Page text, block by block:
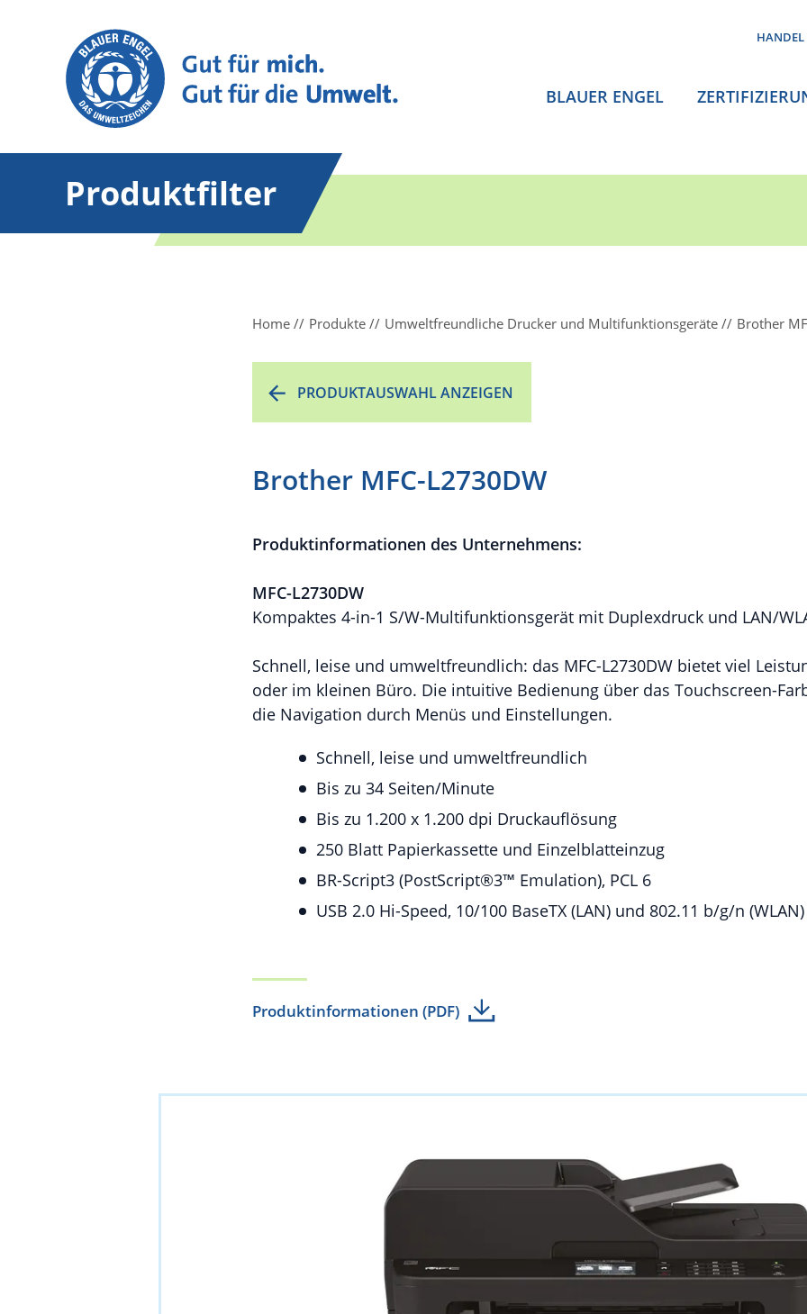
HANDEL
BLAUER ENGEL
Produktfilter
Home Produkte Umweltfreundliche Drucker und Multifunktionsgeräte Brother
PRODUKTAUSWAHL ANZEIGEN
Brother MFC-L2730DW
Produktinformationen des Unternehmens:
MFC-L2730DW
Kompaktes 4-in-1 S/W-Multifunktionsgerät mit Duplexdruck und LAN/
Schnell, leise und umweltfreundlich: das MFC-L2730DW bietet viel
oder im kleinen Büro. Die intuitive Bedienung über das Touchscreen-
die Navigation durch Menüs und Einstellungen.
Schnell, leise und umweltfreundlich
Bis zu 34 Seiten/Minute
Bis zu 1.200 x 1.200 dpi Druckauflösung
250 Blatt Papierkassette und Einzelblatteinzug
BR-Script3 (PostScript®3™ Emulation), PCL 6
USB 2.0 Hi-Speed, 10/100 BaseTX (LAN) und 802.11 b/g/n (WLAN)
Produktinformationen (PDF)